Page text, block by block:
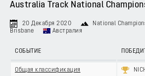
Australia Track National
20 Декабря 2020 National
Brisbane
Австралия
СОБЫТИЕ
Общая классификация